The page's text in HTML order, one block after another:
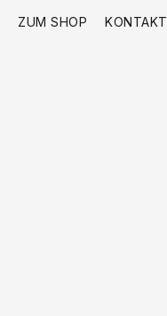
ZUM SHOP KONTAKT